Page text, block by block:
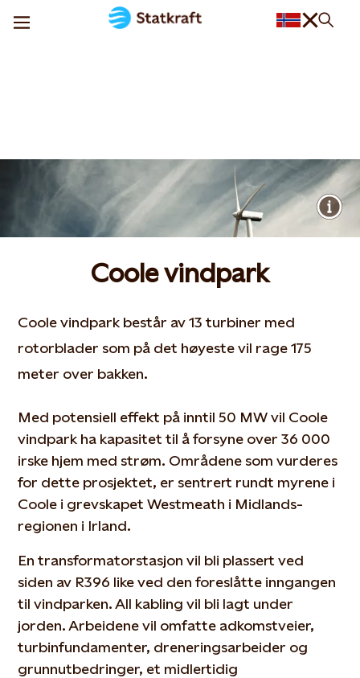
Coole vindpark
Coole vindpark består av 13 turbiner med
rotorblader som på det høyeste vil rage 175
meter over bakken.
Med potensiell effekt på inntil 50 MW vil Coole
vindpark ha kapasitet til å forsyne over 36 000
irske hjem med strøm. Områdene som vurderes
for dette prosjektet, er sentrert rundt myrene i
Coole i grevskapet Westmeath i Midlands-
regionen i Irland.
En transformatorstasjon vil bli plassert ved
siden av R396 like ved den foreslåtte inngangen
til vindparken. All kabling vil bli lagt under
jorden. Arbeidene vil omfatte adkomstveier,
turbinfundamenter, dreneringsarbeider og
grunnutbedringer, et midlertidig